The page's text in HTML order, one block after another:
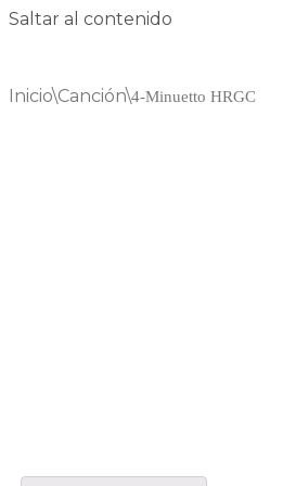
Saltar al contenido
Inicio\Canción\4-Minuetto HRGC